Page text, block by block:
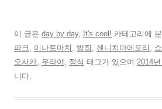
이 글은 day by day, It's cool! 카테고리에
파크, 미나토마치 , 밥집 , 센니치마에도리 ,
오사카, 우라야, 정식 태그가 있으며 2014
니다.